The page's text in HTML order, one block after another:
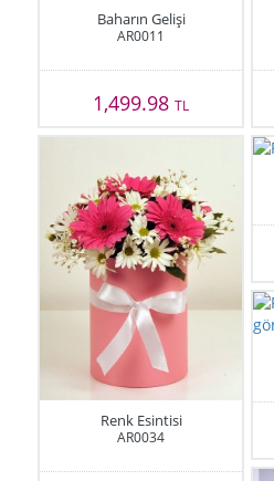
Baharın Gelişi
AR0011
1,499.98TL
Renk Esintisi
AR0034